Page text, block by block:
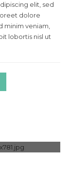
elit, sed
dolore
minim veniam,
lobortis nisl ut